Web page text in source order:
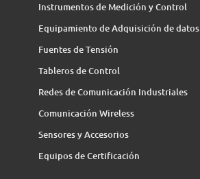
Instrumentos de Medición y Control
Equipamiento de Adquisición de datos
Fuentes de Tensión
Tableros de Control
Redes de Comunicación Industriales
Comunicación Wireless
Sensores y Accesorios
Equipos de Certificación